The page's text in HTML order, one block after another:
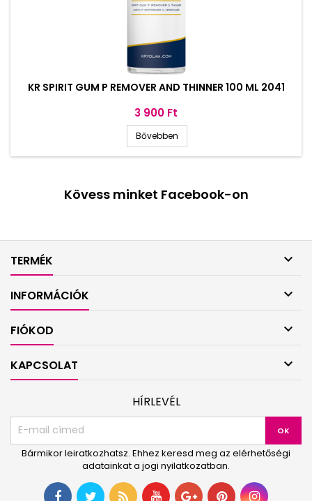
KR SPIRIT GUM P REMOVER AND THINNER 100 ML 2041
Ár
3 900 Ft
Bővebben
Kövess minket Facebook-on
TERMÉK 
INFORMÁCIÓK 
FIÓKOD 
KAPCSOLAT 
HÍRLEVÉL
Bármikor leiratkozhatsz. Ehhez keresd meg az elérhetőségi
adatainkat a jogi nyilatkozatban.